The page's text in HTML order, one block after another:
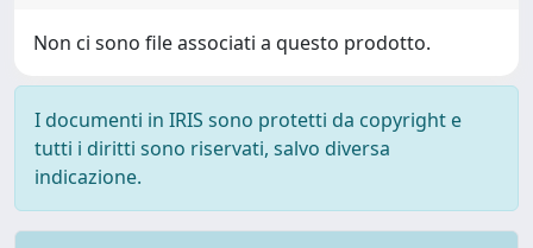
Non ci sono file associati a questo prodotto.
I documenti in IRIS sono protetti da copyright e
tutti i diritti sono riservati, salvo diversa
indicazione.